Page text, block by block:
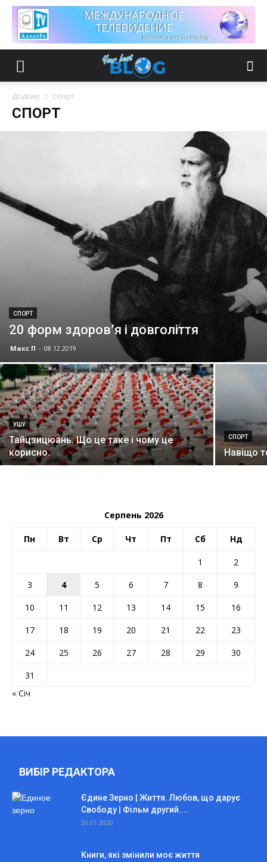
Додому Спорт
СПОРТ
СПОРТ
20 форм здоров’я і довголіття
Макс П - 08.12.2019
УШУ
Тайцзицюань. Що це таке і чому це
корисно.
СПОРТ
Навіщо
Серпень 2026
Пн Вт Ср Чт Пт Сб Нд
1
2
3
4 5 6 7 8
9
10
11 12 13 14 15
16
17
18 19 20 21 22
23
24
25 26 27 28 29
30
31
« Січ
ВИБІР РЕДАКТОРА
Єдине Зерно | Життя. Любов, що дарує
Свободу | Фільм другий....
20.01.2020
Книги, які змінили моє життя